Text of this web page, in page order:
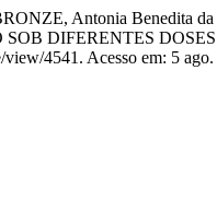
Antonia
DIFERENTES
4541. Acesso em: 5 ago.